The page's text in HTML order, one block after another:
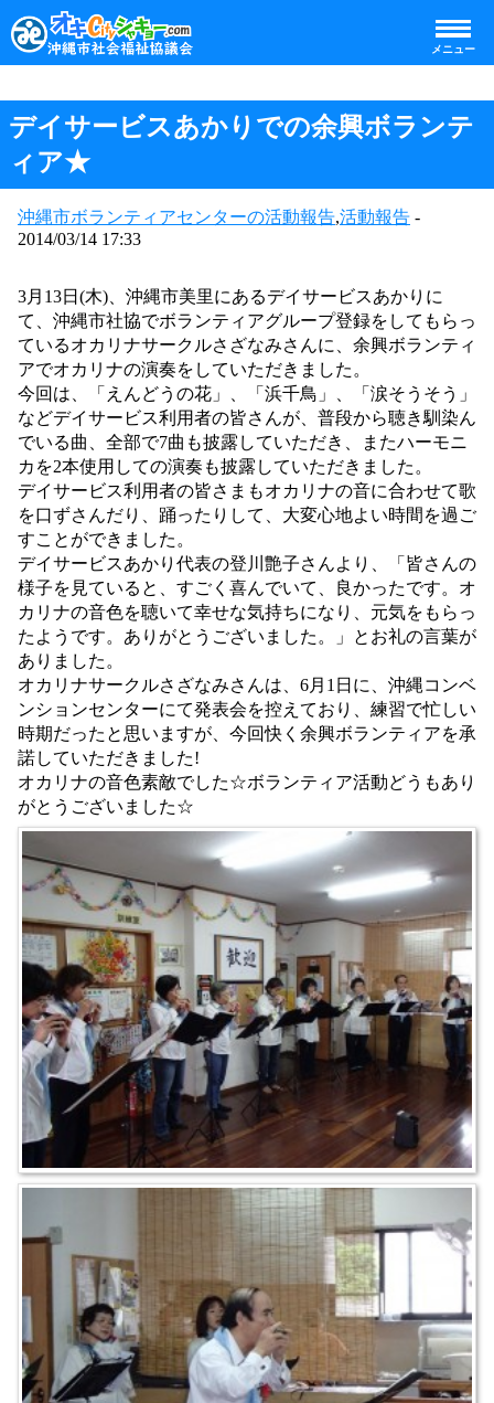
メニュー
デイサービスあかりでの余興ボランテ
ィア★
沖縄市ボランティアセンターの活動報告,活動報告 -
2014/03/14 17:33
3月13日(木)、沖縄市美里にあるデイサービスあかりに
て、沖縄市社協でボランティアグループ登録をしてもらっ
ているオカリナサークルさざなみさんに、余興ボランティ
アでオカリナの演奏をしていただきました。
今回は、「えんどうの花」、「浜千鳥」、「涙そうそう」
などデイサービス利用者の皆さんが、普段から聴き馴染ん
でいる曲、全部で7曲も披露していただき、またハーモニ
カを2本使用しての演奏も披露していただきました。
デイサービス利用者の皆さまもオカリナの音に合わせて歌
を口ずさんだり、踊ったりして、大変心地よい時間を過ご
すことができました。
デイサービスあかり代表の登川艶子さんより、「皆さんの
様子を見ていると、すごく喜んでいて、良かったです。オ
カリナの音色を聴いて幸せな気持ちになり、元気をもらっ
たようです。ありがとうございました。」とお礼の言葉が
ありました。
オカリナサークルさざなみさんは、6月1日に、沖縄コンベ
ンションセンターにて発表会を控えており、練習で忙しい
時期だったと思いますが、今回快く余興ボランティアを承
諾していただきました!
オカリナの音色素敵でした☆ボランティア活動どうもあり
がとうございました☆